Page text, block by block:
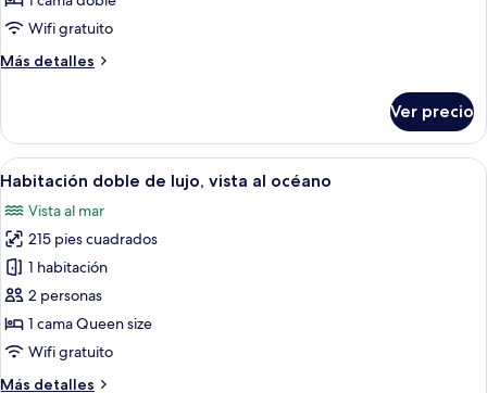
superior,
al
Wifi gratuito
Más detalles
Más
doble
superior,
vista
océano
Ver precio
Abrir
todas
las
fotos
de
Habitación
doble
de
Un dormitorio con cama, mesita de
7
Habitación doble de lujo, vista al océano
Vista al mar
215 pies cuadrados
1 habitación
2 personas
1 cama Queen size
Wifi gratuito
Más detalles
Más